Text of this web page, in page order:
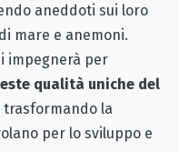
aneddoti sui loro
mare e anemoni.
impegnerà per
qualità uniche del
trasformando la
per lo sviluppo e